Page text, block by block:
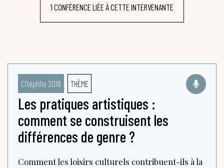
1 CONFÉRENCE LIÉE À CETTE INTERVENANTE
Citéphilo 2018 THÈME
Les pratiques artistiques :
comment se construisent les
différences de genre ?
Comment les loisirs culturels contribuent-ils à la